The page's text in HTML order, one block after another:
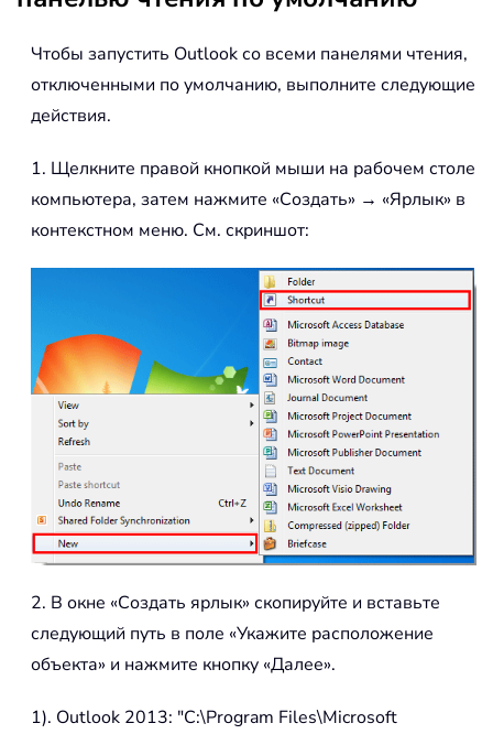
Чтобы запустить Outlook со всеми панелями чтения,
отключенными по умолчанию, выполните следующие
действия.
1. Щелкните правой кнопкой мыши на рабочем столе
компьютера, затем нажмите «Создать» → «Ярлык» в
контекстном меню. См. скриншот:
2. В окне «Создать ярлык» скопируйте и вставьте
следующий путь в поле «Укажите расположение
объекта» и нажмите кнопку «Далее».
1). Outlook 2013: "C:\Program Files\Microsoft